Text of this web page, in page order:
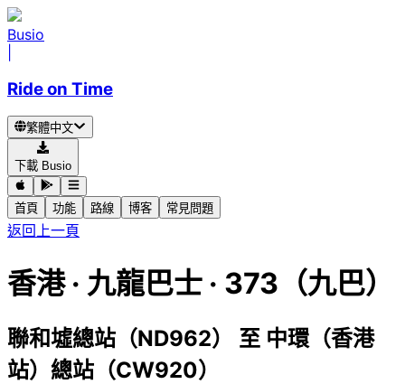
Busio
Ride on Time
繁體中文
下載 Busio
首頁 功能 路線 博客 常見問題
返回上一頁
香港· 九龍巴士 · 373（九巴）
聯和墟總站（ND962） 至 中環（香港
站）總站（CW920）